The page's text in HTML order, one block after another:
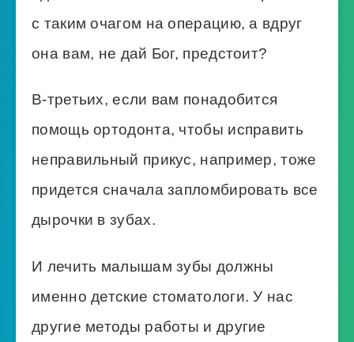
с таким очагом на операцию, а вдруг
она вам, не дай Бог, предстоит?
В-третьих, если вам понадобится
помощь ортодонта, чтобы исправить
неправильный прикус, например, тоже
придется сначала запломбировать все
дырочки в зубах.
И лечить малышам зубы должны
именно детские стоматологи. У нас
другие методы работы и другие